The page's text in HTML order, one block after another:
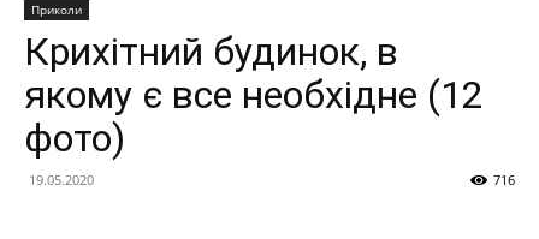
Приколи
Крихітний будинок, в
якому є все необхідне (12
фото)
19.05.2020 716